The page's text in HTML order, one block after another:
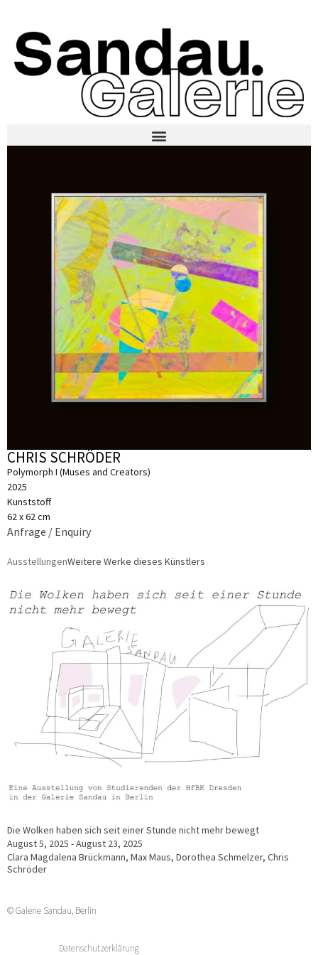
CHRIS SCHRÖDER
Polymorph I (Muses and Creators)
2025
Kunststoff
62 x 62 cm
Anfrage / Enquiry
AusstellungenWeitere Werke dieses Künstlers
Die Wolken haben sich seit einer Stunde nicht mehr bewegt
August 5, 2025 - August 23, 2025
Clara Magdalena Brückmann, Max Maus, Dorothea Schmelzer, Chris
Schröder
© Galerie Sandau, Berlin
Datenschutzerklärung